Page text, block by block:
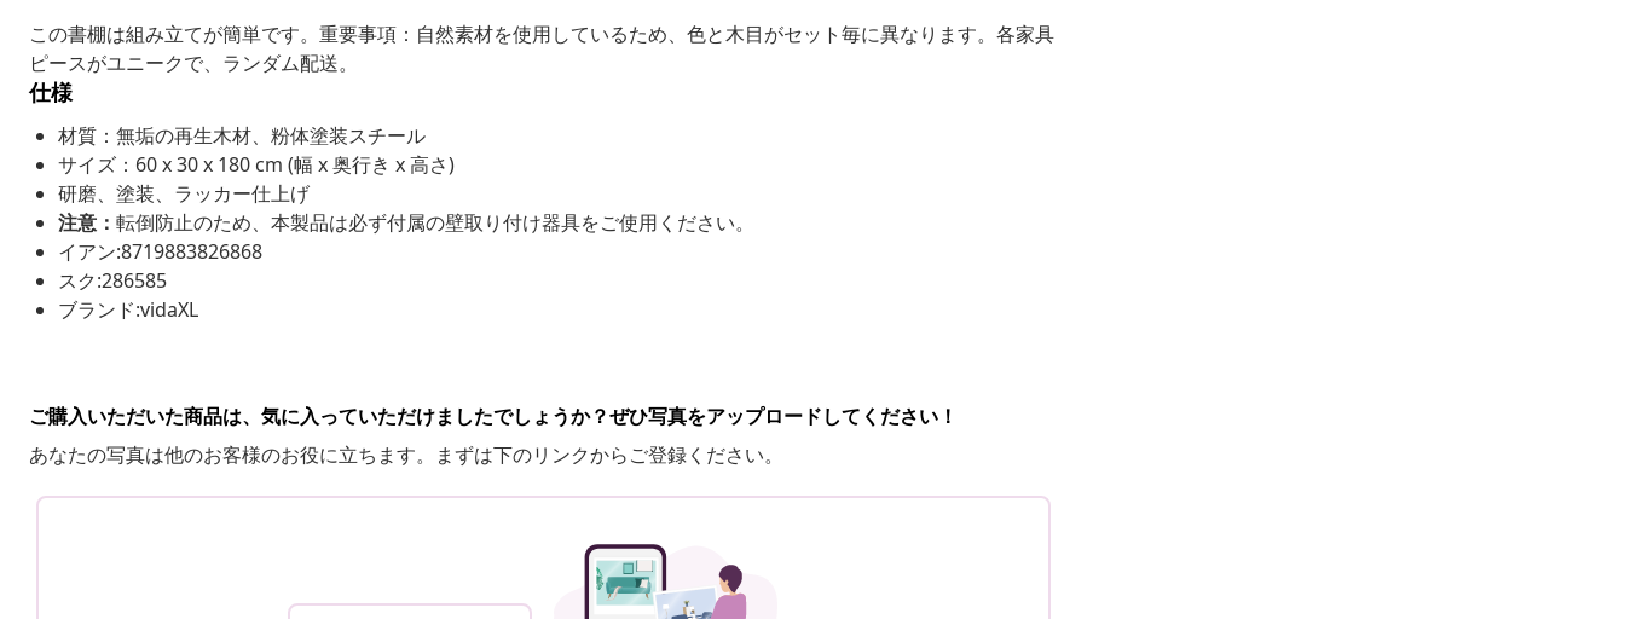
この書棚は組み立てが簡単です。重要事項：自然素材を使用しているため、色と木目がセット毎に異なります。各家具
ピースがユニークで、ランダム配送。
仕様
材質：無垢の再生木材、粉体塗装スチール
サイズ：60 x 30 x 180 cm (幅 x 奥行き x 高さ)
研磨、塗装、ラッカー仕上げ
注意： 転倒防止のため、本製品は必ず付属の壁取り付け器具をご使用ください。
イアン:8719883826868
スク:286585
ブランド:vidaXL
ご購入いただいた商品は、気に入っていただけましたでしょうか？ぜひ写真をアップロードしてください！
あなたの写真は他のお客様のお役に立ちます。まずは下のリンクからご登録ください。